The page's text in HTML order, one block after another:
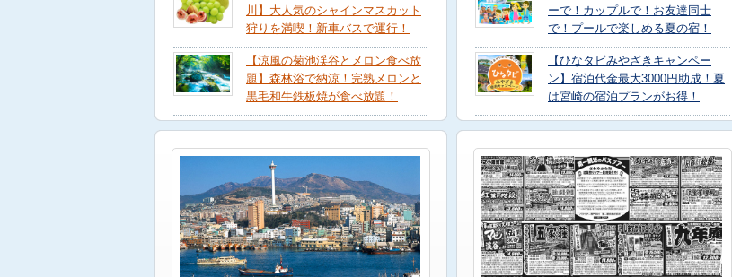
川】大人気のシャインマスカット
狩りを満喫！新車バスで運行！
【涼風の菊池渓谷とメロン食べ放
題】森林浴で納涼！完熟メロンと
黒毛和牛鉄板焼が食べ放題！
ーで！カップルで！お友達同士
で！プールで楽しめる夏の宿！
【ひなタビみやざきキャンペー
ン】宿泊代金最大3000円助成！夏
は宮崎の宿泊プランがお得！